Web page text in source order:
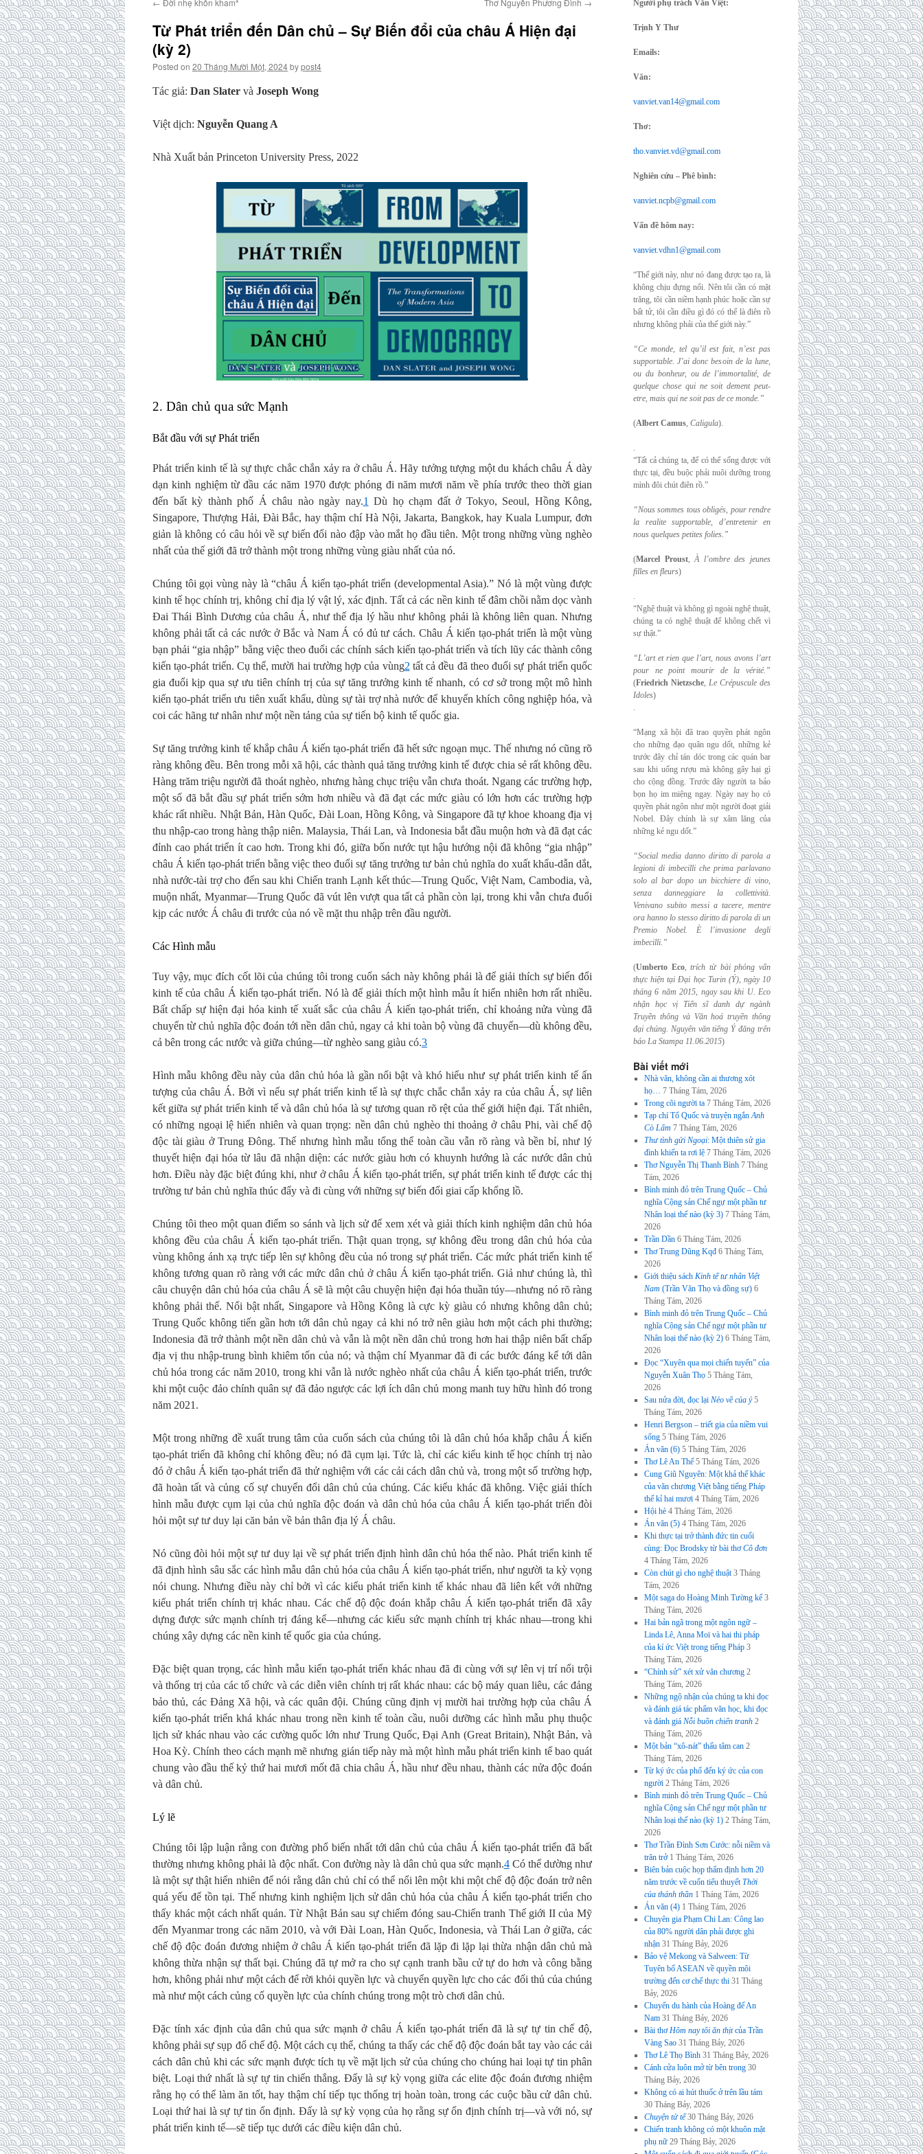
← Đời nhẹ khôn kham* Thơ Nguyễn Phương Đình →
Từ Phát triển đến Dân chủ – Sự Biến đổi của châu Á Hiện đại
(kỳ 2)
Posted on 20 Tháng Mười Một, 2024bypost4
Tác giả: Dan Slater và Joseph Wong
Việt dịch: Nguyễn Quang A
Nhà Xuất bản Princeton University Press, 2022
2. Dân chủ qua sức Mạnh
Bắt đầu với sự Phát triển
Phát triển kinh tế là sự thực chắc chắn xảy ra ở châu Á. Hãy tưởng tượng một du khách châu Á dày
dạn kinh nghiệm từ đầu các năm 1970 được phóng đi năm mươi năm về phía trước theo thời gian
đến bất kỳ thành phố Á châu nào ngày nay.1 Dù họ chạm đất ở Tokyo, Seoul, Hồng Kông,
Singapore, Thượng Hải, Đài Bắc, hay thậm chí Hà Nội, Jakarta, Bangkok, hay Kuala Lumpur, đơn
giản là không có câu hỏi về sự biến đổi nào đập vào mắt họ đầu tiên. Một trong những vùng nghèo
nhất của thế giới đã trở thành một trong những vùng giàu nhất của nó.
Chúng tôi gọi vùng này là “châu Á kiến tạo-phát triển (developmental Asia).” Nó là một vùng được
kinh tế học chính trị, không chỉ địa lý vật lý, xác định. Tất cả các nền kinh tế đâm chồi nằm dọc vành
Đai Thái Bình Dương của châu Á, như thế địa lý hầu như không phải là không liên quan. Nhưng
không phải tất cả các nước ở Bắc và Nam Á có đủ tư cách. Châu Á kiến tạo-phát triển là một vùng
bạn phải “gia nhập” bằng việc theo đuổi các chính sách kiến tạo-phát triển và tích lũy các thành công
kiến tạo-phát triển. Cụ thể, mười hai trường hợp của vùng2 tất cả đều đã theo đuổi sự phát triển quốc
gia đuổi kịp qua sự ưu tiên chính trị của sự tăng trưởng kinh tế nhanh, có cơ sở trong một mô hình
kiến tạo-phát triển ưu tiên xuất khẩu, dùng sự tài trợ nhà nước để khuyến khích công nghiệp hóa, và
coi các hãng tư nhân như một nền tảng của sự tiến bộ kinh tế quốc gia.
Sự tăng trưởng kinh tế khắp châu Á kiến tạo-phát triển đã hết sức ngoạn mục. Thế nhưng nó cũng rõ
ràng không đều. Bên trong mỗi xã hội, các thành quả tăng trưởng kinh tế được chia sẻ rất không đều.
Hàng trăm triệu người đã thoát nghèo, nhưng hàng chục triệu vẫn chưa thoát. Ngang các trường hợp,
một số đã bắt đầu sự phát triển sớm hơn nhiều và đã đạt các mức giàu có lớn hơn các trường hợp
khác rất nhiều. Nhật Bản, Hàn Quốc, Đài Loan, Hồng Kông, và Singapore đã tự khoe khoang địa vị
thu nhập-cao trong hàng thập niên. Malaysia, Thái Lan, và Indonesia bắt đầu muộn hơn và đã đạt các
đỉnh cao phát triển ít cao hơn. Trong khi đó, giữa bốn nước tụt hậu hướng nội đã không “gia nhập”
châu Á kiến tạo-phát triển bằng việc theo đuổi sự tăng trưởng tư bản chủ nghĩa do xuất khẩu-dẫn dắt,
nhà nước-tài trợ cho đến sau khi Chiến tranh Lạnh kết thúc—Trung Quốc, Việt Nam, Cambodia, và,
muộn nhất, Myanmar—Trung Quốc đã vút lên vượt qua tất cả phần còn lại, trong khi vẫn chưa đuổi
kịp các nước Á châu đi trước của nó về mặt thu nhập trên đầu người.
Các Hình mẫu
Tuy vậy, mục đích cốt lõi của chúng tôi trong cuốn sách này không phải là để giải thích sự biến đổi
kinh tế của châu Á kiến tạo-phát triển. Nó là để giải thích một hình mẫu ít hiển nhiên hơn rất nhiều.
Bất chấp sự hiện đại hóa kinh tế xuất sắc của châu Á kiến tạo-phát triển, chỉ khoảng nửa vùng đã
chuyển từ chủ nghĩa độc đoán tới nền dân chủ, ngay cả khi toàn bộ vùng đã chuyển—dù không đều,
cả bên trong các nước và giữa chúng—từ nghèo sang giàu có.3
Hình mẫu không đều này của dân chủ hóa là gần nổi bật và khó hiểu như sự phát triển kinh tế ấn
tượng của châu Á. Bởi vì nếu sự phát triển kinh tế là sự thực chắc chắn xảy ra của châu Á, sự liên
kết giữa sự phát triển kinh tế và dân chủ hóa là sự tương quan rõ rệt của thế giới hiện đại. Tất nhiên,
có những ngoại lệ hiển nhiên và quan trọng: nền dân chủ nghèo thi thoảng ở châu Phi, vài chế độ
độc tài giàu ở Trung Đông. Thế nhưng hình mẫu tổng thể toàn cầu vẫn rõ ràng và bền bỉ, như lý
thuyết hiện đại hóa từ lâu đã nhận diện: các nước giàu hơn có khuynh hướng là các nước dân chủ
hơn. Điều này đặc biệt đúng khi, như ở châu Á kiến tạo-phát triển, sự phát triển kinh tế được các thị
trường tư bản chủ nghĩa thúc đẩy và đi cùng với những sự biến đổi giai cấp khổng lồ.
Chúng tôi theo một quan điểm so sánh và lịch sử để xem xét và giải thích kinh nghiệm dân chủ hóa
không đều của châu Á kiến tạo-phát triển. Thật quan trọng, sự không đều trong dân chủ hóa của
vùng không ánh xạ trực tiếp lên sự không đều của nó trong sự phát triển. Các mức phát triển kinh tế
không tương quan rõ ràng với các mức dân chủ ở châu Á kiến tạo-phát triển. Giả như chúng là, thì
câu chuyện dân chủ hóa của châu Á sẽ là một câu chuyện hiện đại hóa thuần túy—nhưng nó rõ ràng
không phải thế. Nổi bật nhất, Singapore và Hồng Kông là cực kỳ giàu có nhưng không dân chủ;
Trung Quốc không tiến gần hơn tới dân chủ ngay cả khi nó trở nên giàu hơn một cách phi thường;
Indonesia đã trở thành một nền dân chủ và vẫn là một nền dân chủ trong hơn hai thập niên bất chấp
địa vị thu nhập-trung bình khiêm tốn của nó; và thậm chí Myanmar đã đi các bước đáng kể tới dân
chủ hóa trong các năm 2010, trong khi vẫn là nước nghèo nhất của châu Á kiến tạo-phát triển, trước
khi một cuộc đảo chính quân sự đã đảo ngược các lợi ích dân chủ mong manh tuy hữu hình đó trong
năm 2021.
Một trong những đề xuất trung tâm của cuốn sách của chúng tôi là dân chủ hóa khắp châu Á kiến
tạo-phát triển đã không chỉ không đều; nó đã cụm lại. Tức là, chỉ các kiểu kinh tế học chính trị nào
đó ở châu Á kiến tạo-phát triển đã thử nghiệm với các cải cách dân chủ và, trong một số trường hợp,
đã hoàn tất và củng cố sự chuyển đổi dân chủ của chúng. Các kiểu khác đã không. Việc giải thích
hình mẫu được cụm lại của chủ nghĩa độc đoán và dân chủ hóa của châu Á kiến tạo-phát triển đòi
hỏi một sự tư duy lại căn bản về bản thân địa lý Á châu.
Nó cũng đòi hỏi một sự tư duy lại về sự phát triển định hình dân chủ hóa thế nào. Phát triển kinh tế
đã định hình sâu sắc các hình mẫu dân chủ hóa của châu Á kiến tạo-phát triển, như người ta kỳ vọng
nói chung. Nhưng điều này chỉ bởi vì các kiểu phát triển kinh tế khác nhau đã liên kết với những
kiểu phát triển chính trị khác nhau. Các chế độ độc đoán khắp châu Á kiến tạo-phát triển đã xây
dựng được sức mạnh chính trị đáng kể—nhưng các kiểu sức mạnh chính trị khác nhau—trong khi
chúng xây dựng các nền kinh tế quốc gia của chúng.
Đặc biệt quan trọng, các hình mẫu kiến tạo-phát triển khác nhau đã đi cùng với sự lên vị trí nổi trội
và thống trị của các tổ chức và các diễn viên chính trị rất khác nhau: các bộ máy quan liêu, các đảng
bảo thủ, các Đảng Xã hội, và các quân đội. Chúng cũng định vị mười hai trường hợp của châu Á
kiến tạo-phát triển khá khác nhau trong nền kinh tế toàn cầu, nuôi dưỡng các hình mẫu phụ thuộc
lịch sử khác nhau vào các cường quốc lớn như Trung Quốc, Đại Anh (Great Britain), Nhật Bản, và
Hoa Kỳ. Chính theo cách mạnh mẽ nhưng gián tiếp này mà một hình mẫu phát triển kinh tế bao quát
chung vào đầu thế kỷ thứ hai mươi mốt đã chia châu Á, hầu như đều nhau, thành các nửa độc đoán
và dân chủ.
Lý lẽ
Chúng tôi lập luận rằng con đường phổ biến nhất tới dân chủ của châu Á kiến tạo-phát triển đã bất
thường nhưng không phải là độc nhất. Con đường này là dân chủ qua sức mạnh.4Có thể dường như
là một sự thật hiển nhiên để nói rằng dân chủ chỉ có thể nổi lên một khi một chế độ độc đoán trở nên
quá yếu để tồn tại. Thế nhưng kinh nghiệm lịch sử dân chủ hóa của châu Á kiến tạo-phát triển cho
thấy khác một cách nhất quán. Từ Nhật Bản sau sự chiếm đóng sau-Chiến tranh Thế giới II của Mỹ
đến Myanmar trong các năm 2010, và với Đài Loan, Hàn Quốc, Indonesia, và Thái Lan ở giữa, các
chế độ độc đoán đương nhiệm ở châu Á kiến tạo-phát triển đã lặp đi lặp lại thừa nhận dân chủ mà
không thừa nhận sự thất bại. Chúng đã tự mở ra cho sự cạnh tranh bầu cử tự do hơn và công bằng
hơn, không phải như một cách để rời khỏi quyền lực và chuyển quyền lực cho các đối thủ của chúng
mà như một cách củng cố quyền lực của chính chúng trong một trò chơi dân chủ.
Đặc tính xác định của dân chủ qua sức mạnh ở châu Á kiến tạo-phát triển đã là sự tự tin chế độ,
không phải sự sụp đổ chế độ. Một cách cụ thể, chúng ta thấy các chế độ độc đoán bắt tay vào các cải
cách dân chủ khi các sức mạnh được tích tụ về mặt lịch sử của chúng cho chúng hai loại tự tin phân
biệt. Loại thứ nhất là sự tự tin chiến thắng. Đấy là sự kỳ vọng giữa các elite độc đoán đương nhiệm
rằng họ có thể làm ăn tốt, hay thậm chí tiếp tục thống trị hoàn toàn, trong các cuộc bầu cử dân chủ.
Loại thứ hai là sự tự tin ổn định. Đấy là sự kỳ vọng của họ rằng sự ổn định chính trị—và với nó, sự
phát triển kinh tế—sẽ tiếp tục dưới các điều kiện dân chủ.
Người phụ trách Văn Việt:
Trịnh Y Thư
Emails:
Văn:
vanviet.van14@gmail.com
Thơ:
tho.vanviet.vd@gmail.com
Nghiên cứu – Phê bình:
vanviet.ncpb@gmail.com
Vấn đề hôm nay:
vanviet.vdhn1@gmail.com
“Thế giới này, như nó đang được tạo ra, là
không chịu đựng nổi. Nên tôi cần có mặt
trăng, tôi cần niềm hạnh phúc hoặc cần sự
bất tử, tôi cần điều gì đó có thể là điên rồ
nhưng không phải của thế giới này.”
“Ce monde, tel qu’il est fait, n’est pas
supportable. J’ai donc besoin de la lune,
ou du bonheur, ou de l’immortalité, de
quelque chose qui ne soit dement peut-
etre, mais qui ne soit pas de ce monde.”
(Albert Camus, Caligula).
.
“Tất cả chúng ta, để có thể sống được với
thực tại, đều buộc phải nuôi dưỡng trong
mình đôi chút điên rồ.”
“Nous sommes tous obligés, pour rendre
la realite supportable, d’entretenir en
nous quelques petites folies.”
(Marcel Proust,À l’ombre des jeunes
filles en fleurs)
.
“Nghệ thuật và không gì ngoài nghệ thuật,
chúng ta có nghệ thuật để không chết vì
sự thật.”
“L’art et rien que l’art, nous avons l’art
pour ne point mourir de la vérité.”
(Friedrich Nietzsche, Le Crépuscule des
Idoles)
.
“Mạng xã hội đã trao quyền phát ngôn
cho những đạo quân ngu dốt, những kẻ
trước đây chỉ tán dóc trong các quán bar
sau khi uống rượu mà không gây hại gì
cho cộng đồng. Trước đây người ta bảo
bọn họ im miệng ngay. Ngày nay họ có
quyền phát ngôn như một người đoạt giải
Nobel. Đây chính là sự xâm lăng của
những kẻ ngu dốt.”
“Social media danno diritto di parola a
legioni di imbecilli che prima parlavano
solo albar dopo un bicchiere di vino,
senza danneggiare la collettività.
Venivano subito messi a tacere, mentre
ora hanno lo stesso diritto di parola di un
Premio Nobel. È l’invasione degli
imbecilli.”
(Umberto Eco,trích từ bài phỏng vấn
thực hiện tại Đại học Turin (Ý), ngày 10
tháng 6 năm 2015, ngay sau khi U. Eco
nhận học vị Tiến sĩ danh dự ngành
Truyền thông và Văn hoá truyền thông
đại chúng. Nguyên văn tiếng Ý đăng trên
báo La Stampa 11.06.2015)
Bài viết mới
Nhà văn, không cần ai thương xót
họ… 7 Tháng Tám, 2026
Trong cõi người ta 7 Tháng Tám, 2026
Tạp chí Tổ Quốc và truyện ngắnAnh
Cò Lấm 7 Tháng Tám, 2026
Thư tình gửi Ngoại: Một thiên sử gia
đình khiến ta rơi lệ 7 Tháng Tám, 2026
Thơ Nguyễn Thị Thanh Bình 7 Tháng
Tám, 2026
Bình minh đỏ trên Trung Quốc – Chủ
nghĩa Cộng sản Chế ngự một phần tư
Nhân loại thế nào (kỳ 3) 7 Tháng Tám,
2026
Trần Dần 6 Tháng Tám, 2026
Thơ Trung Dũng Kqđ 6 Tháng Tám,
2026
Giới thiệu sách Kinh tế tư nhân Việt
Nam (Trần Văn Thọ và đồng sự) 6
Tháng Tám, 2026
Bình minh đỏ trên Trung Quốc – Chủ
nghĩa Cộng sản Chế ngự một phần tư
Nhân loại thế nào (kỳ 2) 6 Tháng Tám,
2026
Đọc “Xuyên qua mọi chiến tuyến” của
Nguyễn Xuân Thọ 5 Tháng Tám,
2026
Sau nửa đời, đọc lại Nẻo về của ý 5
Tháng Tám, 2026
Henri Bergson – triết gia của niềm vui
sống 5 Tháng Tám, 2026
Án văn (6) 5 Tháng Tám, 2026
Thơ Lê An Thế 5 Tháng Tám, 2026
Cung Giũ Nguyên: Một khả thể khác
của văn chương Việt bằng tiếng Pháp
thế kỉ hai mươi 4 Tháng Tám, 2026
Hội hè 4 Tháng Tám, 2026
Án văn (5) 4 Tháng Tám, 2026
Khi thực tại trở thành đức tin cuối
cùng: Đọc Brodsky từ bài thơCô đơn
4 Tháng Tám, 2026
Còn chút gì cho nghệ thuật 3 Tháng
Tám, 2026
Một saga do Hoàng Minh Tường kể 3
Tháng Tám, 2026
Hai bản ngã trong một ngôn ngữ –
Linda Lê, Anna Moï và hai thi pháp
của kí ức Việt trong tiếng Pháp 3
Tháng Tám, 2026
“Chính sử” xét xử văn chương 2
Tháng Tám, 2026
Những ngộ nhận của chúng ta khi đọc
và đánh giá tác phẩm văn học, khi đọc
và đánh giá Nỗi buồn chiến tranh 2
Tháng Tám, 2026
Một bản “xô-nát” thấu tâm can 2
Tháng Tám, 2026
Từ ký ức của phố đến ký ức của con
người 2 Tháng Tám, 2026
Bình minh đỏ trên Trung Quốc – Chủ
nghĩa Cộng sản Chế ngự một phần tư
Nhân loại thế nào (kỳ 1) 2 Tháng Tám,
2026
Thơ Trần Đình Sơn Cước: nỗi niềm và
trăn trở 1 Tháng Tám, 2026
Biên bản cuộc họp thẩm định hơn 20
năm trước về cuốn tiểu thuyếtThời
của thánh thần 1 Tháng Tám, 2026
Án văn (4) 1 Tháng Tám, 2026
Chuyên gia Phạm Chi Lan: Công lao
của 80% người dân phải được ghi
nhận 31 Tháng Bảy, 2026
Bảo vệ Mekong và Salween: Từ
Tuyên bố ASEAN về quyền môi
trường đến cơ chế thực thi 31 Tháng
Bảy, 2026
Chuyến du hành của Hoàng đế An
Nam 31 Tháng Bảy, 2026
Bài thơHôm nay tôi ăn thịtcủa Trần
Vàng Sao 31 Tháng Bảy, 2026
Thơ Lê Thọ Bình 31 Tháng Bảy, 2026
Cánh cửa luôn mở từ bên trong 30
Tháng Bảy, 2026
Không có ai hút thuốc ở trên lầu tám
30 Tháng Bảy, 2026
Chuyện tử tế 30 Tháng Bảy, 2026
Chiến tranh không có một khuôn mặt
phụ nữ 29 Tháng Bảy, 2026